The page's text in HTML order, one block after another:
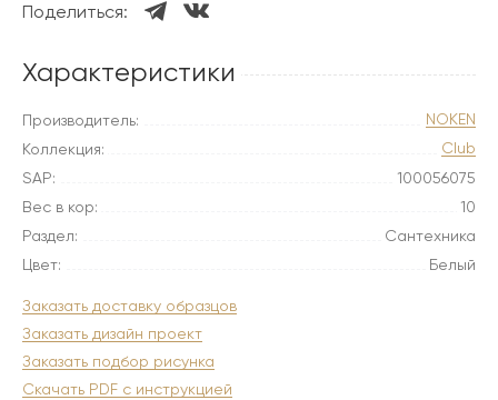
Поделиться:
Характеристики
Производитель:
NOKEN
Коллекция:
Club
SAP:
100056075
Вес в кор:
10
Раздел:
Сантехника
Цвет:
Белый
Заказать доставку образцов
Заказать дизайн проект
Заказать подбор рисунка
Скачать PDF с инструкцией